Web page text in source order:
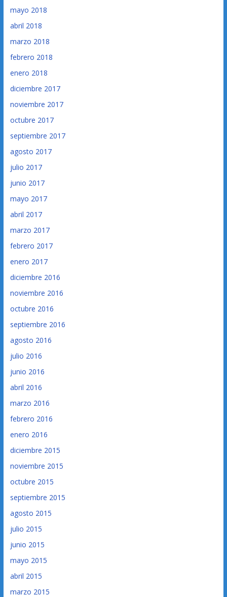
mayo 2018
abril 2018
marzo 2018
febrero 2018
enero 2018
diciembre 2017
noviembre 2017
octubre 2017
septiembre 2017
agosto 2017
julio 2017
junio 2017
mayo 2017
abril 2017
marzo 2017
febrero 2017
enero 2017
diciembre 2016
noviembre 2016
octubre 2016
septiembre 2016
agosto 2016
julio 2016
junio 2016
abril 2016
marzo 2016
febrero 2016
enero 2016
diciembre 2015
noviembre 2015
octubre 2015
septiembre 2015
agosto 2015
julio 2015
junio 2015
mayo 2015
abril 2015
marzo 2015